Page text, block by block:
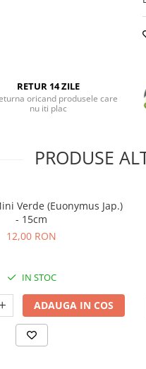
RETUR 14 ZILE
oricand produsele care
nu iti plac
PRODUSE
Verde (Euonymus Jap.)
- 15cm
12,00 RON
IN STOC
ADAUGA IN COS